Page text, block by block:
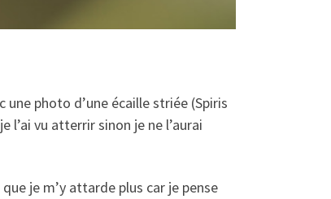
photo d’une écaille striée (Spiris
vu atterrir sinon je ne l’aurai
je m’y attarde plus car je pense